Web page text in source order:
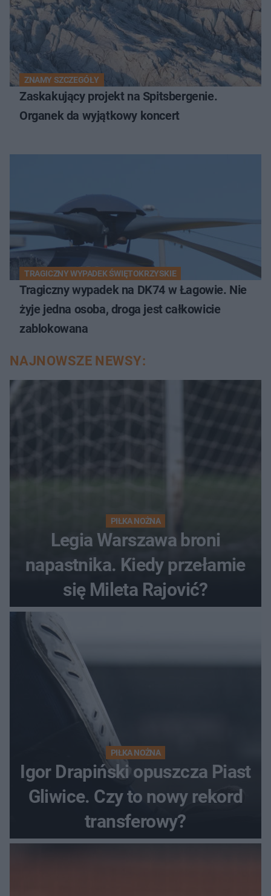
ZNAMY SZCZEGÓŁY
Zaskakujący projekt na Spitsbergenie.
Organek da wyjątkowy koncert
TRAGICZNY WYPADEK ŚWIĘTOKRZYSKIE
Tragiczny wypadek na DK74 w Łagowie. Nie
żyje jedna osoba, droga jest całkowicie
zablokowana
NAJNOWSZE NEWSY:
PIŁKA NOŻNA
Legia Warszawa broni
napastnika. Kiedy przełamie
się Mileta Rajović?
PIŁKA NOŻNA
Igor Drapiński opuszcza Piast
Gliwice. Czy to nowy rekord
transferowy?